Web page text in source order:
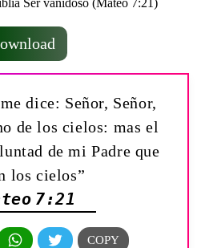
dice: Señor, Señor,
de los cielos: mas el
de mi Padre que
los cielos”
7:21